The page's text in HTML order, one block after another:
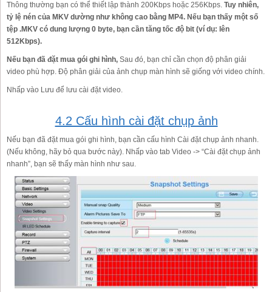
Thông thường bạn có thể thiết lập thành 200Kbps hoặc 256Kbps. Tuy nhiên,
tỷ lệ nén của MKV dường như không cao bằng MP4. Nếu bạn thấy một số
tệp .MKV có dung lượng 0 byte, bạn cần tăng tốc độ bit (ví dụ: lên
512Kbps).
Nếu bạn đã đặt mua gói ghi hình, Sau đó, bạn chỉ cần chọn độ phân giải
video phù hợp. Độ phân giải của ảnh chụp màn hình sẽ giống với video chính.
Nhấp vào Lưu để lưu cài đặt video.
4.2 Cấu hình cài đặt chụp ảnh
Nếu bạn đã đặt mua gói ghi hình, bạn cần cấu hình Cài đặt chụp ảnh nhanh.
(Nếu không, hãy bỏ qua bước này). Nhấp vào tab Video -> “Cài đặt chụp ảnh
nhanh”, bạn sẽ thấy màn hình như sau.